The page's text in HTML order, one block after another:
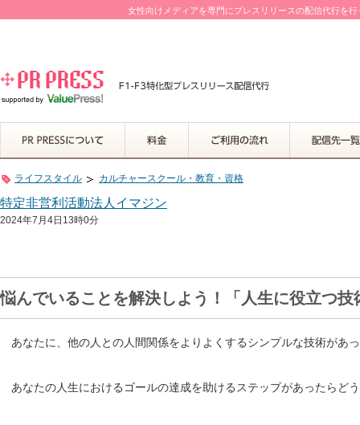
女性向けメディアを専門にプレスリリースの配信代行を
ライフスタイル カルチャースクール・教育・資格
特定非営利活動法人イマジン
2024年7月4日13時0分
悩んでいることを解決しよう！「人生に役立つ
あなたに、他の人との人間関係をよりよくするシンプルな技術があ
あなたの人生におけるゴールの達成を助けるステップがあったらど